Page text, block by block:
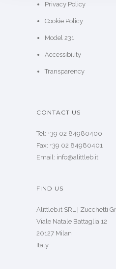
Privacy Policy
Cookie Policy
Model 231
Accessibility
Transparency
CONTACT US
Tel: +39 02 84980400
Fax: +39 02 84980401
Email: info@alittleb.it
FIND US
Alittleb.it SRL | Zucchetti
Viale Natale Battaglia 12
20127 Milan
Italy